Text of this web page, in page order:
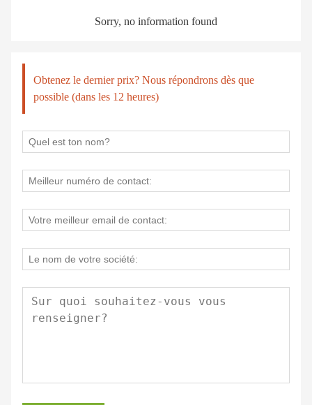
Sorry, no information found
Obtenez le dernier prix? Nous répondrons dès que
possible (dans les 12 heures)